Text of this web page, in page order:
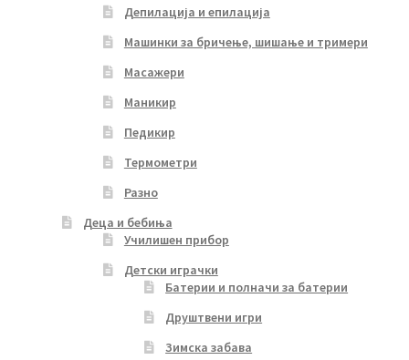
Депилација и епилација
Машинки за бричење, шишање и тримери
Масажери
Маникир
Педикир
Термометри
Разно
Деца и бебиња
Училишен прибор
Детски играчки
Батерии и полначи за батерии
Друштвени игри
Зимска забава